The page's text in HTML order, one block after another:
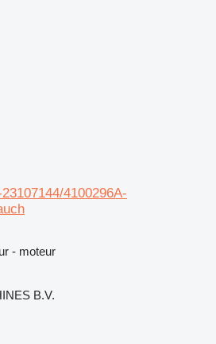
4100296A-
- moteur
B.V.